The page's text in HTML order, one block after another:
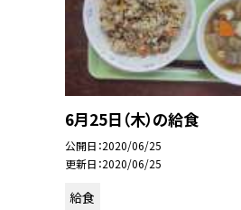
6月25日（木）の給食
公開日 2020/06/25
更新日 2020/06/25
給食